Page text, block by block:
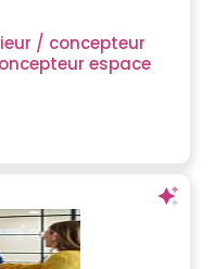
/ concepteur
espace